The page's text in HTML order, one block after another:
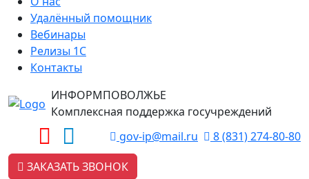
Удалённый помощник
Вебинары
Релизы 1С
Контакты
ИНФОРМПОВОЛЖЬЕ
Комплексная поддержка госучреждений
gov-ip@mail.ru
8 (831) 274-80-80
ЗАКАЗАТЬ ЗВОНОК